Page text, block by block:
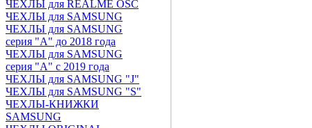
ЧЕХЛЫ для REALME OSC
ЧЕХЛЫ для SAMSUNG
ЧЕХЛЫ для SAMSUNG
серия "A" до 2018 года
ЧЕХЛЫ для SAMSUNG
серия "A" с 2019 года
ЧЕХЛЫ для SAMSUNG "J"
ЧЕХЛЫ для SAMSUNG "S"
ЧЕХЛЫ-КНИЖКИ
SAMSUNG